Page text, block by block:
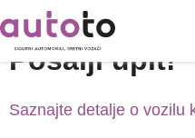
Naslovnica Podrška
Pošalji upit!
Saznajte detalje o vozilu